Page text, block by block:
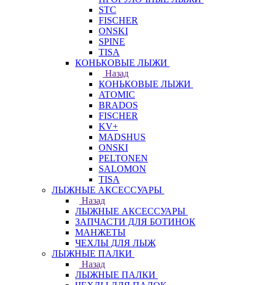
STC
FISCHER
ONSKI
SPINE
TISA
КОНЬКОВЫЕ ЛЫЖИ
Назад
КОНЬКОВЫЕ ЛЫЖИ
ATOMIC
BRADOS
FISCHER
KV+
MADSHUS
ONSKI
PELTONEN
SALOMON
TISA
ЛЫЖНЫЕ АКСЕССУАРЫ
Назад
ЛЫЖНЫЕ АКСЕССУАРЫ
ЗАПЧАСТИ ДЛЯ БОТИНОК
МАНЖЕТЫ
ЧЕХЛЫ ДЛЯ ЛЫЖ
ЛЫЖНЫЕ ПАЛКИ
Назад
ЛЫЖНЫЕ ПАЛКИ